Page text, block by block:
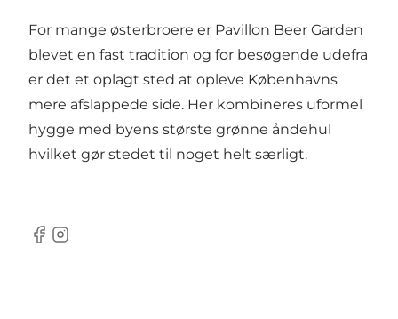
For mange østerbroere er Pavillon Beer Garden
blevet en fast tradition og for besøgende udefra
er det et oplagt sted at opleve Københavns
mere afslappede side. Her kombineres uformel
hygge med byens største grønne åndehul
hvilket gør stedet til noget helt særligt.
Facebook
Instagram